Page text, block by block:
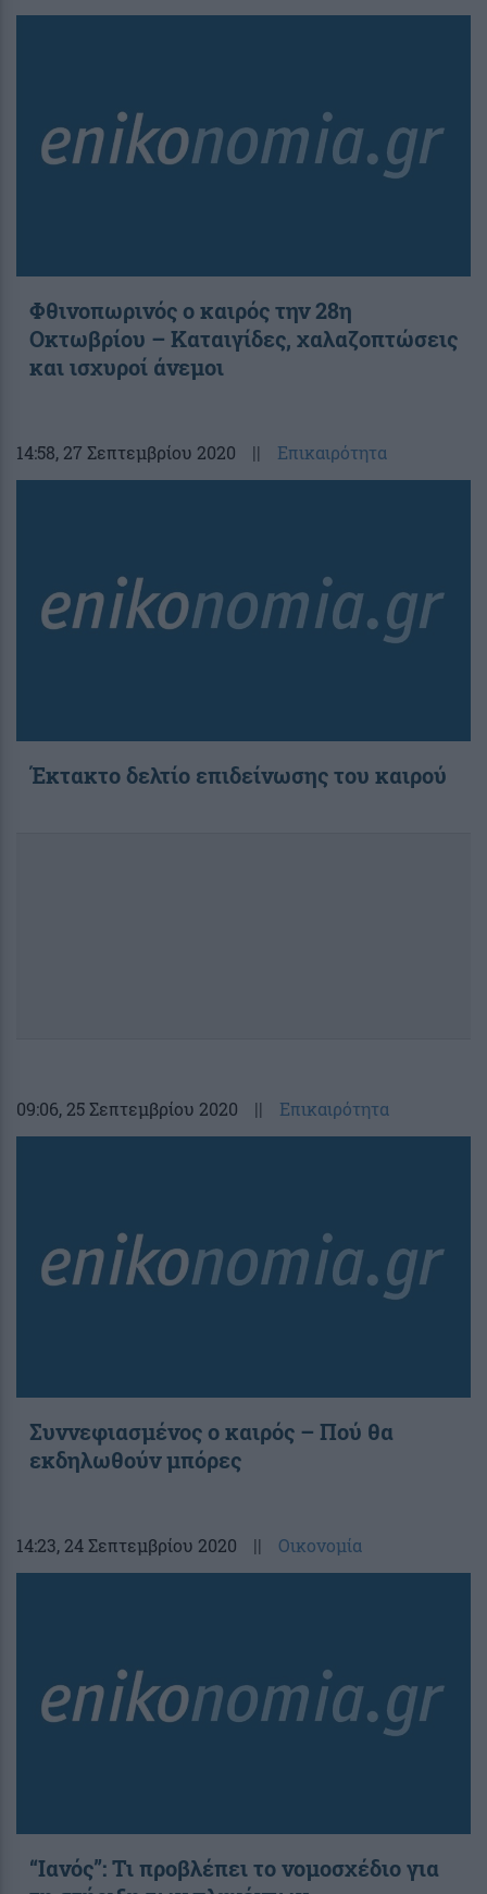
Φθινοπωρινός ο καιρός την 28η
Οκτωβρίου – Καταιγίδες, χαλαζοπτώσεις
και ισχυροί άνεμοι
14:58, 27 Σεπτεμβρίου 2020 || Επικαιρότητα
Έκτακτο δελτίο επιδείνωσης του καιρού
09:06, 25 Σεπτεμβρίου 2020 || Επικαιρότητα
Συννεφιασμένος ο καιρός – Πού θα
εκδηλωθούν μπόρες
14:23, 24 Σεπτεμβρίου 2020 || Οικονομία
“Ιανός”: Τι προβλέπει το νομοσχέδιο για